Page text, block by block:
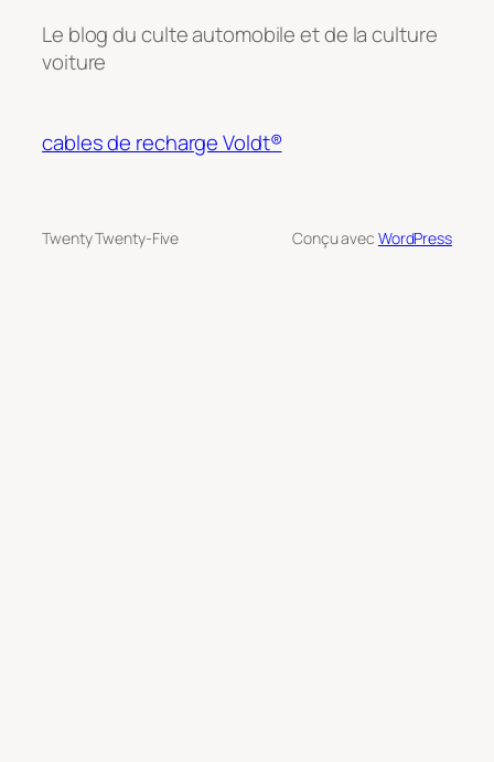
Le blog du culte automobile et de la culture
voiture
cables de recharge Voldt®
Twenty Twenty-Five Conçu avec WordPress